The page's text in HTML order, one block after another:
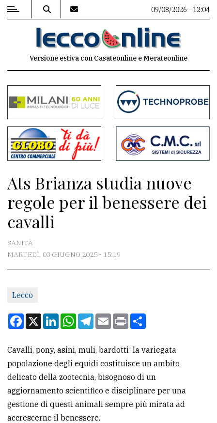
MENU
commenti
Contenuti
del
sito
Meteo
CONTATTI
La
redazione
Per
tua
CERCA
Cerca
per
comune
09/08/2026 - 12:04
Versione estiva con Casateonline e Merateonline
Ats Brianza studia nuove
regole per il benessere dei
cavalli
SANITÀ
MARTEDÌ, 03 GIUGNO 2025 - 15:19
Lecco
Facebook
X LinkedInWhatsApp
Telegram
EmailPrint
Cavalli, pony, asini, muli, bardotti: la variegata
popolazione degli equidi costituisce un ambito
delicato della zootecnia, bisognoso di un
aggiornamento scientifico e disciplinare per una
gestione di questi animali sempre più mirata ad
accrescerne il benessere.